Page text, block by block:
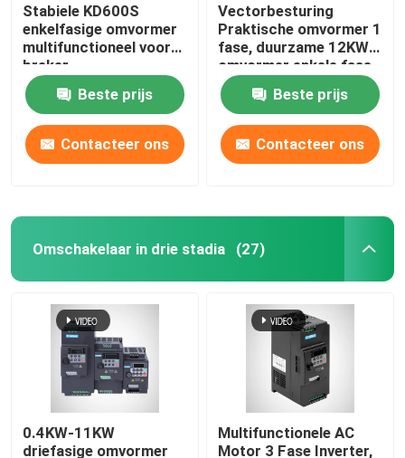
Stabiele KD600S
enkelfasige omvormer
multifunctioneel voor
breker
Beste prijs
Contacteer ons
Vectorbesturing
Praktische omvormer 1
fase, duurzame 12KW-
omvormer enkele fase
Beste prijs
Contacteer ons
Omschakelaar in drie stadia (27)
0.4KW-11KW
driefasige omvormer
Multifunctionele AC
Motor 3 Fase Inverter,